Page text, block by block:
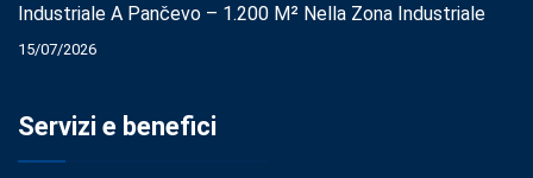
Industriale A Pančevo – 1.200 M² Nella Zona Industriale
15/07/2026
Servizi e benefici